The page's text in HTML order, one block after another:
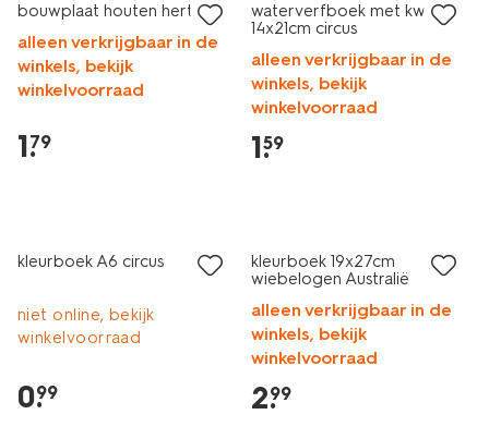
bouwplaat houten hert
alleen verkrijgbaar in de
winkels, bekijk
winkelvoorraad
1.
79
waterverfboek met kwast
14x21cm circus
alleen verkrijgbaar in de
winkels, bekijk
winkelvoorraad
1.
59
kleurboek A6 circus
niet online, bekijk
winkelvoorraad
0.
99
kleurboek 19x27cm
wiebelogen Australië
alleen verkrijgbaar in de
winkels, bekijk
winkelvoorraad
2.
99